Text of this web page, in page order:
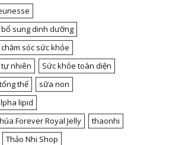
bổ sung dinh dưỡng
sóc sức khỏe
tự nhiên
Sức khỏe toàn diện
thể
sữa non
lipid
Forever Royal Jelly
thaonhi
Thảo Nhi Shop